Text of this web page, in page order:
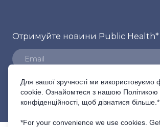
Отримуйте новини Public Health*
ПІДПИСАТИСЬ
Для вашої зручності ми використовуємо
cookie. Ознайомтеся з нашою Політикою
конфіденційності, щоб дізнатися більше.*
*For your convenience we use cookies.